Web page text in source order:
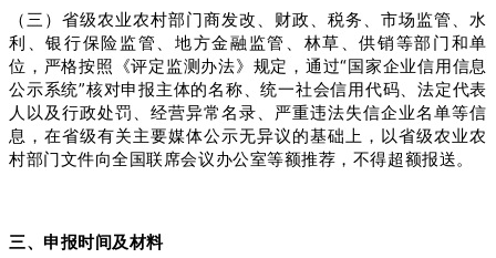
（三）省级农业农村部门商发改、财政、税务、市场监管、水
利、银行保险监管、地方金融监管、林草、供销等部门和单
位，严格按照《评定监测办法》规定，通过“国家企业信用信息
公示系统”核对申报主体的名称、统一社会信用代码、法定代表
人以及行政处罚、经营异常名录、严重违法失信企业名单等信
息，在省级有关主要媒体公示无异议的基础上，以省级农业农
村部门文件向全国联席会议办公室等额推荐，不得超额报送。
三、申报时间及材料